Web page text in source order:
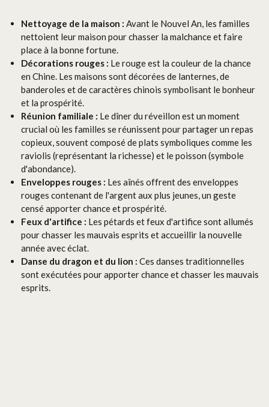
Nettoyage de la maison : Avant le Nouvel An, les familles
nettoient leur maison pour chasser la malchance et faire
place à la bonne fortune.
Décorations rouges : Le rouge est la couleur de la chance
en Chine. Les maisons sont décorées de lanternes, de
banderoles et de caractères chinois symbolisant le bonheur
et la prospérité.
Réunion familiale : Le dîner du réveillon est un moment
crucial où les familles se réunissent pour partager un repas
copieux, souvent composé de plats symboliques comme les
raviolis (représentant la richesse) et le poisson (symbole
d'abondance).
Enveloppes rouges : Les aînés offrent des enveloppes
rouges contenant de l'argent aux plus jeunes, un geste
censé apporter chance et prospérité.
Feux d'artifice : Les pétards et feux d'artifice sont allumés
pour chasser les mauvais esprits et accueillir la nouvelle
année avec éclat.
Danse du dragon et du lion : Ces danses traditionnelles
sont exécutées pour apporter chance et chasser les mauvais
esprits.